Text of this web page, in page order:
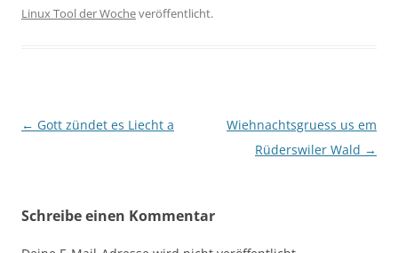
Linux Tool der Wocheveröffentlicht.
Beitragsnavigation
← Gott zündet es Liecht a
Wiehnachtsgruess us em
Rüderswiler Wald →
Schreibe einen Kommentar